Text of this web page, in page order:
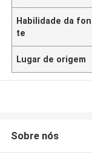
Habilidade da fon
te
Lugar de origem
Sobre nós